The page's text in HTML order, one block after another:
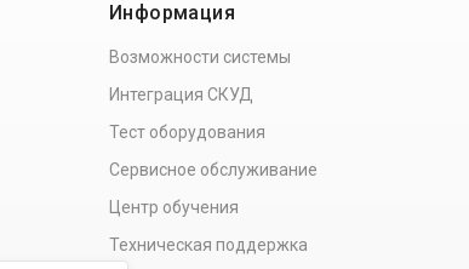
Информация
Возможности системы
Интеграция СКУД
Тест оборудования
Сервисное обслуживание
Центр обучения
Техническая поддержка